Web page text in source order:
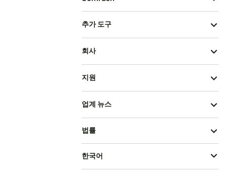
추가 도구
회사
지원
업계 뉴스
법률
한국어